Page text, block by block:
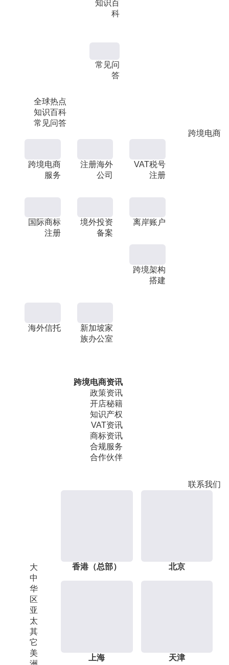
全球热点
知识百科
常见问答
知识百
科
常见问
答
跨境电商
跨境电商
服务
注册海外
公司
VAT税号
注册
国际商标
注册
境外投资
备案
离岸账户
跨境架构
搭建
海外信托
新加坡家
族办公室
跨境电商资讯
政策资讯
开店秘籍
知识产权
VAT资讯
商标资讯
合规服务
合作伙伴
联系我们
大
中
华
区
亚
太
其
它
美
香港（总部） 北京
上海 天津